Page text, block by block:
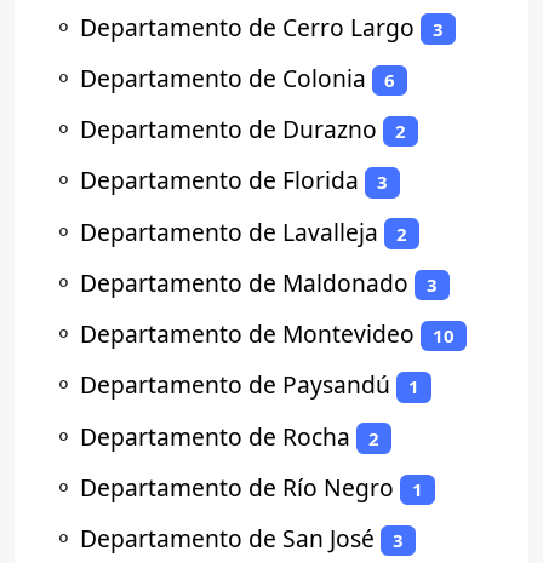
⚬ Departamento de Cerro Largo 3
⚬ Departamento de Colonia 6
⚬ Departamento de Durazno 2
⚬ Departamento de Florida 3
⚬ Departamento de Lavalleja 2
⚬ Departamento de Maldonado 3
⚬ Departamento de Montevideo 10
⚬ Departamento de Paysandú 1
⚬ Departamento de Rocha 2
⚬ Departamento de Río Negro 1
⚬ Departamento de San José 3